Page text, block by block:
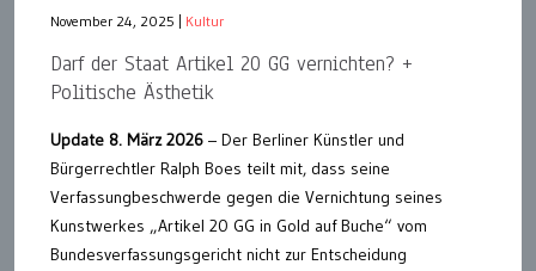
November 24, 2025 Kultur
Darf der Staat Artikel 20 GG vernichten? +
Politische Ästhetik
Update 8. März 2026 – Der Berliner Künstler und
Bürgerrechtler Ralph Boes teilt mit, dass seine
Verfassungbeschwerde gegen die Vernichtung seines
Kunstwerkes „Artikel 20 GG in Gold auf Buche“ vom
Bundesverfassungsgericht nicht zur Entscheidung